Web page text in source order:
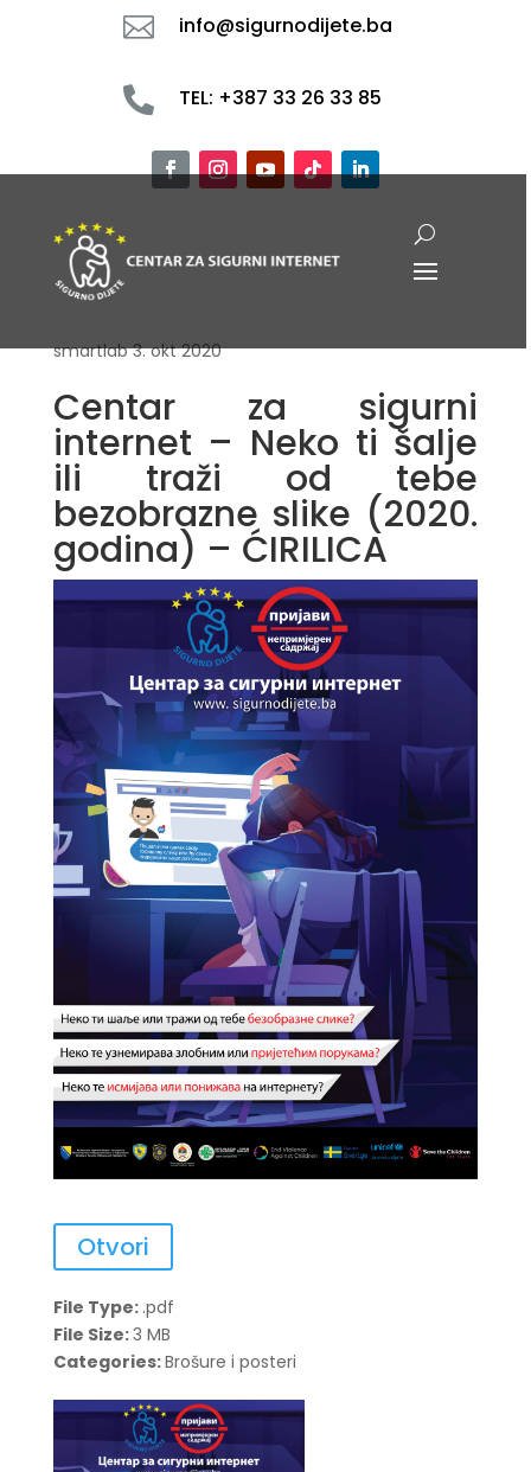
 info@sigurnodijete.ba
 TEL: +387 33 26 33 85
smartlab 3. okt 2020
Centar za sigurni
internet – Neko ti šalje
ili traži od tebe
bezobrazne slike (2020.
godina) – ĆIRILICA
Otvori
File Type: .pdf
File Size:3 MB
Categories:Brošure i posteri